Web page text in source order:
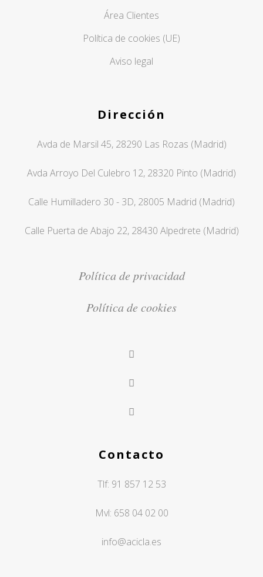
Área Clientes
Política de cookies (UE)
Aviso legal
Dirección
Avda de Marsil 45, 28290 Las Rozas (Madrid)
Avda Arroyo Del Culebro 12, 28320 Pinto (Madrid)
Calle Humilladero 30 - 3D, 28005 Madrid (Madrid)
Calle Puerta de Abajo 22, 28430 Alpedrete (Madrid)
Política de privacidad
Política de cookies
Contacto
Tlf: 91 857 12 53
Mvl: 658 04 02 00
info@acicla.es